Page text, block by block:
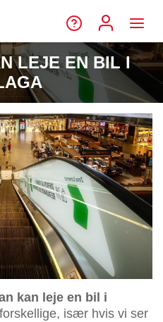
LEJE EN BIL I
kan leje en bil i
især hvis vi ser